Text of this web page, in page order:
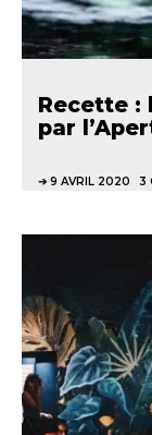
Recette :
par
9 AVRIL 2020 3